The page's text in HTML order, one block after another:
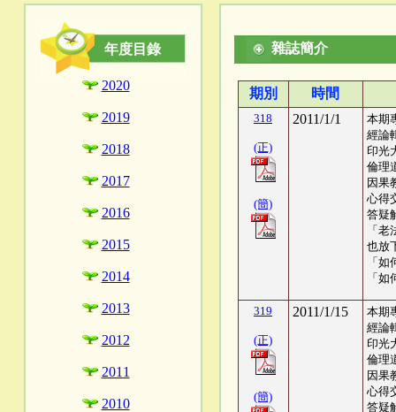
年度目錄
2020
2019
2018
2017
2016
2015
2014
2013
2012
2011
2010
雜誌簡介
期別 時間
318
(正)
(簡)
2011/1/1
本期
經論
印光
倫理
因果
心得
答疑
「
也放
「
「
319
(正)
(簡)
2011/1/15
本期
經論
印光
倫理
因果
心得
答疑